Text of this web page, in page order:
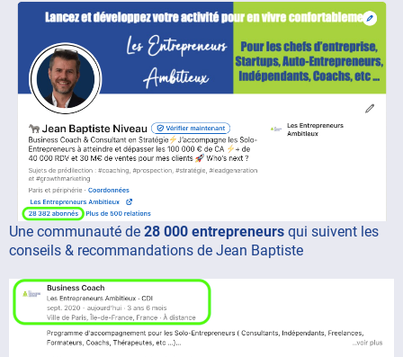
Une communauté de 28 000 entrepreneurs qui suivent les
conseils & recommandations de Jean Baptiste